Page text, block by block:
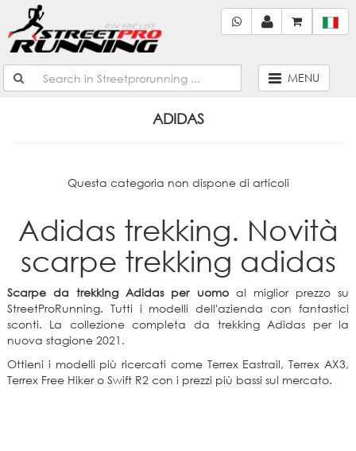
MENU
ADIDAS
Questa categoria non dispone di articoli
Adidas trekking. Novità
scarpe trekking adidas
Scarpe da trekking Adidas per uomoal miglior prezzo su
StreetProRunning. Tutti i modelli dell'azienda con fantastici
sconti. La collezione completa da trekking Adidas per la
nuova stagione 2021.
Ottieni i modelli più ricercati come Terrex Eastrail, Terrex AX3,
Terrex Free Hiker o Swift R2 con i prezzi più bassi sul mercato.